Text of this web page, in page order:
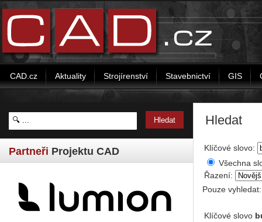
CAD.cz Aktuality Strojírenství Stavebnictví GIS
Partneři Projektu CAD
Hledat
Klíčové slovo:
Všechna
Řazení:
Pouze
Klíčové slovo